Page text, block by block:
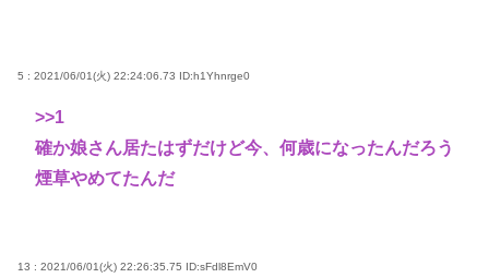
5 : 2021/06/01(火) 22:24:06.73 ID:h1Yhnrge0
>>1
確か娘さん居たはずだけど今、何歳になったんだろう
煙草やめてたんだ
13 : 2021/06/01(火) 22:26:35.75 ID:sFdl8EmV0